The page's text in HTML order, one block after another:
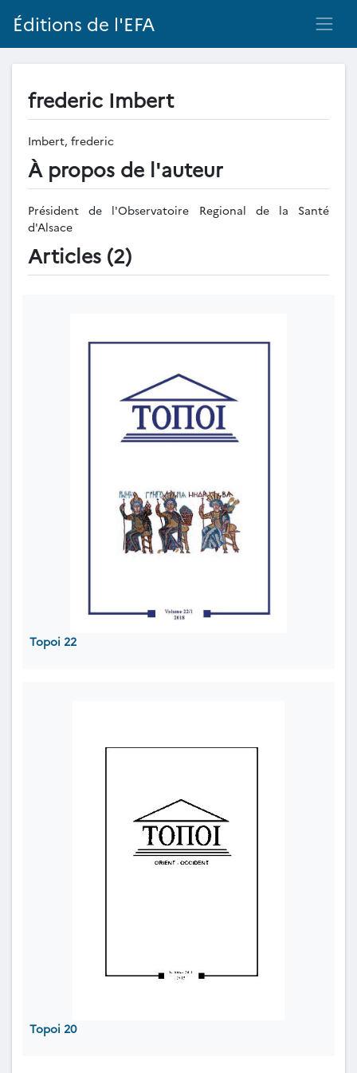
Éditions de l'EFA
frederic Imbert
Imbert, frederic
À propos de l'auteur
Président de l'Observatoire Regional de la Santé
d'Alsace
Articles (2)
Topoi 22
Topoi 20